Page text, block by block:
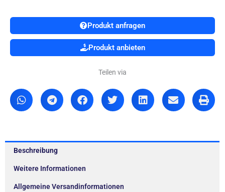
Produkt anfragen
Produkt anbieten
Teilen via
Beschreibung
Weitere Informationen
Allgemeine Versandinformationen